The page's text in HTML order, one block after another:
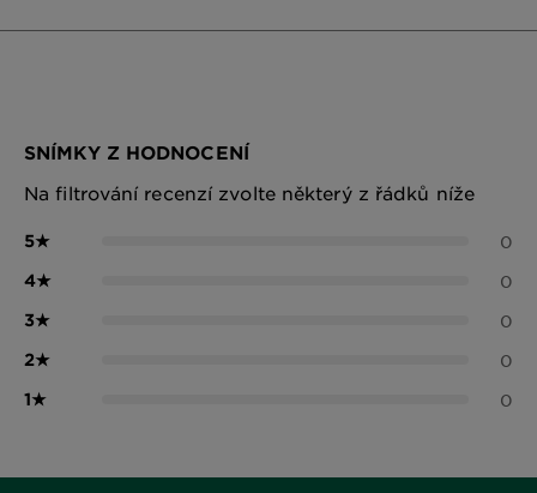
SNÍMKY Z HODNOCENÍ
Na filtrování recenzí zvolte některý z řádků níže
5★ 0
4★ 0
3★ 0
2★ 0
1★ 0